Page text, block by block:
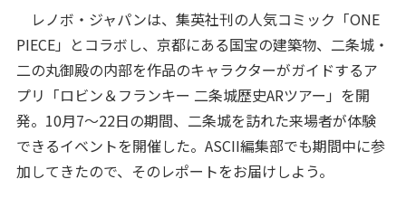
レノボ・ジャパンは、集英社刊の人気コミック「ONE
PIECE」とコラボし、京都にある国宝の建築物、二条城・
二の丸御殿の内部を作品のキャラクターがガイドするア
プリ「ロビン＆フランキー 二条城歴史ARツアー」を開
発。10月7～22日の期間、二条城を訪れた来場者が体験
できるイベントを開催した。ASCII編集部でも期間中に参
加してきたので、そのレポートをお届けしよう。